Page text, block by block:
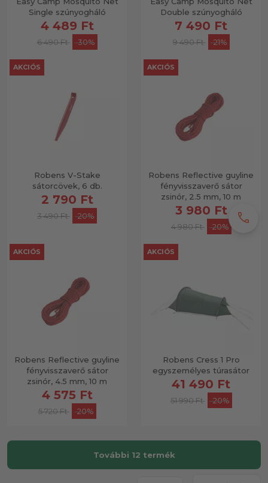
Single szúnyogháló
4 489 Ft
6 490 Ft -30%
Double szúnyogháló
7 490 Ft
9 490 Ft -21%
Robens V-Stake
sátorcövek, 6 db.
AKCIÓS
2 790 Ft
3 490 Ft -20%
Robens Reflective guyline
fényvisszaverő sátor
zsinór, 2.5 mm, 10 m
AKCIÓS
3 980 Ft
4 980 Ft -20%
Robens Reflective guyline
fényvisszaverő sátor
zsinór, 4.5 mm, 10 m
AKCIÓS
4 575 Ft
5 720 Ft -20%
Robens Cress 1 Pro
egyszemélyes túrasátor
AKCIÓS
41 490 Ft
51 990 Ft -20%
További 12 termék
call